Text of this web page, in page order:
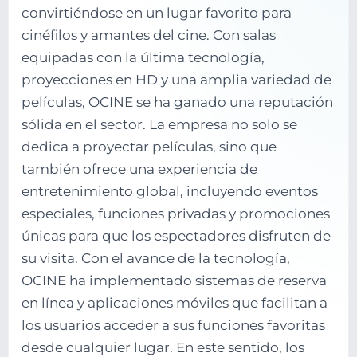
convirtiéndose en un lugar favorito para
cinéfilos y amantes del cine. Con salas
equipadas con la última tecnología,
proyecciones en HD y una amplia variedad de
películas, OCINE se ha ganado una reputación
sólida en el sector. La empresa no solo se
dedica a proyectar películas, sino que
también ofrece una experiencia de
entretenimiento global, incluyendo eventos
especiales, funciones privadas y promociones
únicas para que los espectadores disfruten de
su visita. Con el avance de la tecnología,
OCINE ha implementado sistemas de reserva
en línea y aplicaciones móviles que facilitan a
los usuarios acceder a sus funciones favoritas
desde cualquier lugar. En este sentido, los